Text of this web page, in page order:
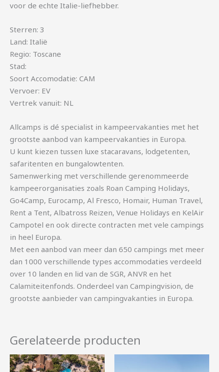
voor de echte Italie-liefhebber.
Sterren: 3
Land: Italië
Regio: Toscane
Stad:
Soort Accomodatie: CAM
Vervoer: EV
Vertrek vanuit: NL
Allcamps is dé specialist in kampeervakanties met het
grootste aanbod van kampeervakanties in Europa.
U kunt kiezen tussen luxe stacaravans, lodgetenten,
safaritenten en bungalowtenten.
Samenwerking met verschillende gerenommeerde
kampeerorganisaties zoals Roan Camping Holidays,
Go4Camp, Eurocamp, Al Fresco, Homair, Human Travel,
Rent a Tent, Albatross Reizen, Venue Holidays en KelAir
Campotel en ook directe contracten met vele campings
in heel Europa.
Met een aanbod van meer dan 650 campings met meer
dan 1000 verschillende types accommodaties verdeeld
over 10 landen en lid van de SGR, ANVR en het
Calamiteitenfonds. Onderdeel van Campingvision, de
grootste aanbieder van campingvakanties in Europa.
Gerelateerde producten